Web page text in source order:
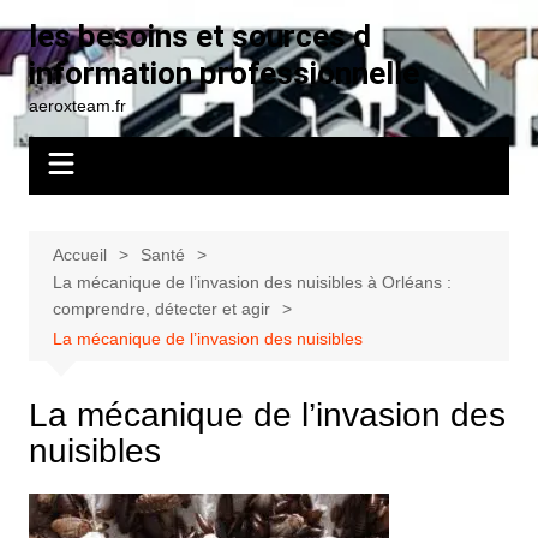
au
contenu
les besoins et sources d
information professionnelle
aeroxteam.fr
Accueil
Santé
La mécanique de l’invasion des nuisibles à Orléans :
comprendre, détecter et agir
La mécanique de l’invasion des nuisibles
La mécanique de l’invasion des
nuisibles